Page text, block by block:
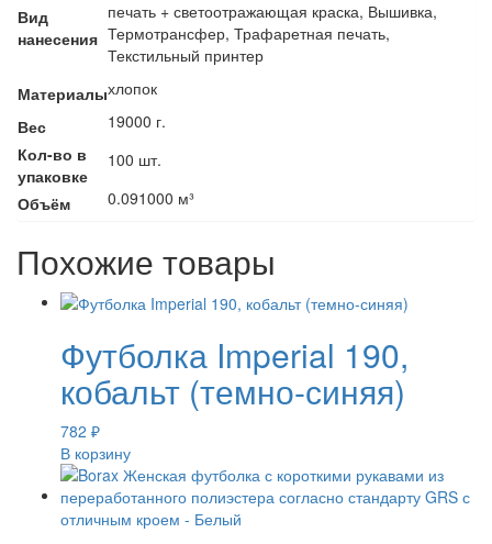
Вид
нанесения
печать + светоотражающая краска, Вышивка,
Термотрансфер, Трафаретная печать,
Текстильный принтер
Материалыхлопок
Вес
19000 г.
Кол-во в
упаковке
100 шт.
Объём
0.091000 м³
Похожие товары
Футболка Imperial 190,
кобальт (темно-синяя)
782 ₽
В корзину